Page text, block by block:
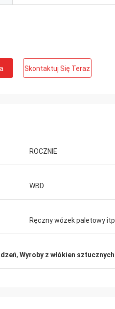
Skontaktuj Się Teraz
ROCZNIE
WBD
Ręczny wózek paletowy itp
, Wyroby z włókien sztucznych